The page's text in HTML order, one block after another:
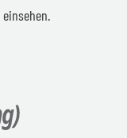
einsehen.